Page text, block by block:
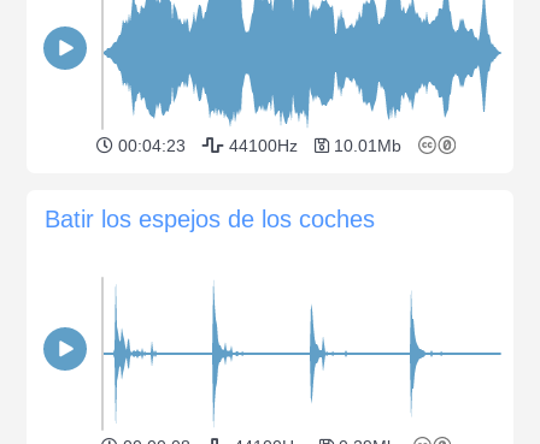
00:04:23 44100Hz 10.01Mb
Batir los espejos de los coches